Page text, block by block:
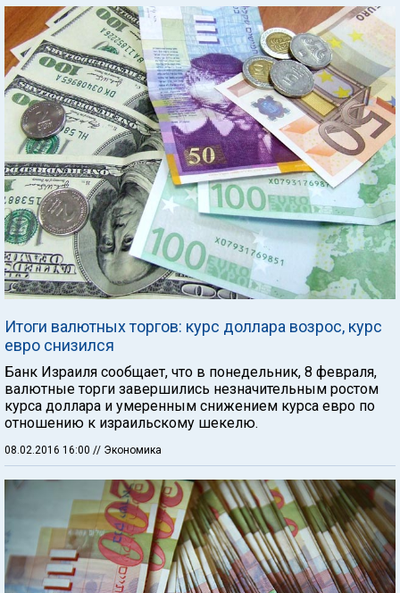
Итоги валютных торгов: курс доллара возрос, курс
евро снизился
Банк Израиля сообщает, что в понедельник, 8 февраля,
валютные торги завершились незначительным ростом
курса доллара и умеренным снижением курса евро по
отношению к израильскому шекелю.
08.02.2016 16:00 // Экономика